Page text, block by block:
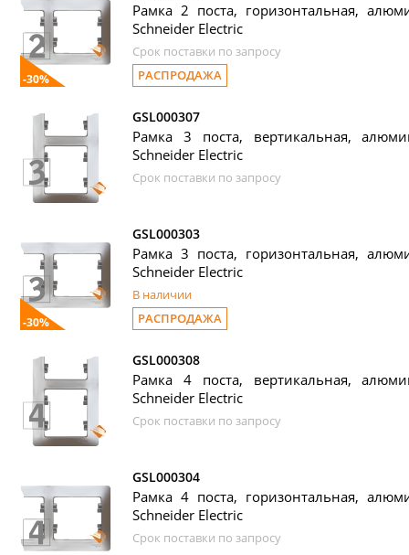
-30%
Рамка 2 поста, горизонтальная,
Schneider Electric
Срок поставки по запросу
РАСПРОДАЖА
GSL000307
Рамка 3 поста, вертикальная,
Schneider Electric
Срок поставки по запросу
-30%
GSL000303
Рамка 3 поста, горизонтальная,
Schneider Electric
В наличии
РАСПРОДАЖА
GSL000308
Рамка 4 поста, вертикальная,
Schneider Electric
Срок поставки по запросу
GSL000304
Рамка 4 поста, горизонтальная,
Schneider Electric
Срок поставки по запросу